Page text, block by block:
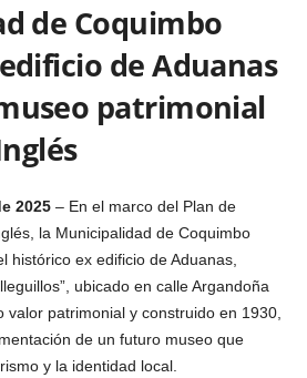
de Coquimbo
de Aduanas
patrimonial
2025 – En el marco del Plan de
la Municipalidad de Coquimbo
histórico ex edificio de Aduanas,
ubicado en calle Argandoña
valor patrimonial y construido en 1930,
de un futuro museo que
y la identidad local.